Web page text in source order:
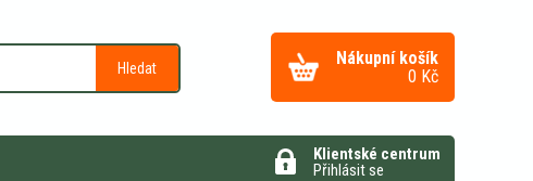
Hledat
Klientské centrum
Přihlásit se
Nákupní košík
0 Kč